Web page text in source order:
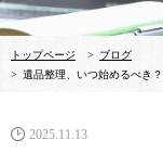
トップページ >
ブログ
> 遺品整理、いつ始めるべき
2025.11.13